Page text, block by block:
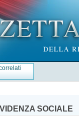
SOCIALE